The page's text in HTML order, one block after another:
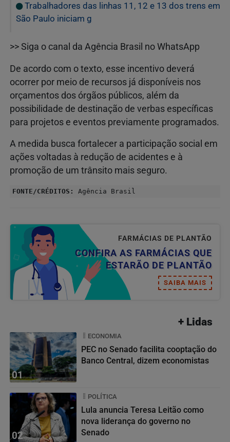
Trabalhadores das linhas 11, 12 e 13 dos trens em
São Paulo iniciam g
>> Siga o canal da Agência Brasil no WhatsApp
De acordo com o texto, esse incentivo deverá
ocorrer por meio de recursos já disponíveis nos
orçamentos dos órgãos públicos, além da
possibilidade de destinação de verbas específicas
para projetos e eventos previamente programados.
A medida busca fortalecer a participação social em
ações voltadas à redução de acidentes e à
promoção de um trânsito mais seguro.
FONTE/CRÉDITOS: Agência Brasil
FARMÁCIAS DE PLANTÃO
CONFIRA AS FARMÁCIAS QUE
ESTARÃO DE PLANTÃO
SAIBA MAIS
+ Lidas
01
ECONOMIA
PEC no Senado facilita cooptação do
Banco Central, dizem economistas
02
POLÍTICA
Lula anuncia Teresa Leitão como
nova liderança do governo no
Senado